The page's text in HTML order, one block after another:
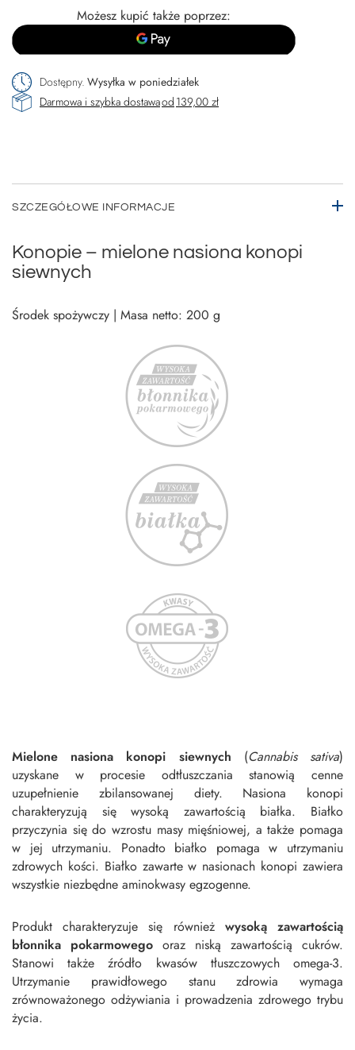
Możesz kupić także poprzez:
Dostępny Wysyłka w poniedziałek
Darmowa i szybka dostawaod 139,00 zł
SZCZEGÓŁOWE INFORMACJE
Konopie – mielone nasiona konopi
siewnych
Środek spożywczy | Masa netto: 200 g
Mielone nasiona konopi siewnych (Cannabis sativa)
uzyskane w procesie odtłuszczania stanowią cenne
uzupełnienie zbilansowanej diety. Nasiona konopi
charakteryzują się wysoką zawartością białka. Białko
przyczynia się do wzrostu masy mięśniowej, a także pomaga
w jej utrzymaniu. Ponadto białko pomaga w utrzymaniu
zdrowych kości. Białko zawarte w nasionach konopi zawiera
wszystkie niezbędne aminokwasy egzogenne.
Produkt charakteryzuje się również wysoką zawartością
błonnika pokarmowego oraz niską zawartością cukrów.
Stanowi także źródło kwasów tłuszczowych omega-3.
Utrzymanie prawidłowego stanu zdrowia wymaga
zrównoważonego odżywiania i prowadzenia zdrowego trybu
życia.